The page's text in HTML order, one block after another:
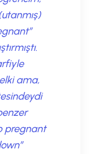
ama,
pregnant